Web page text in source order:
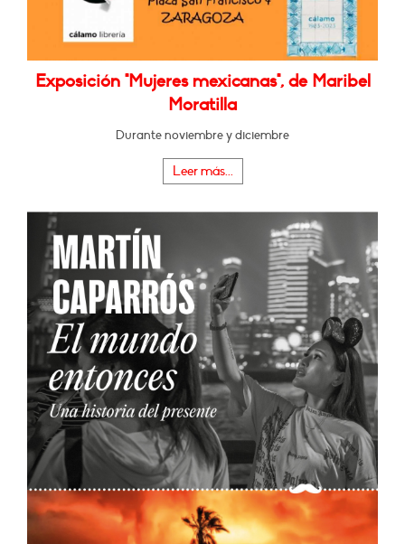
Exposición "Mujeres mexicanas", de Maribel
Moratilla
Durante noviembre y diciembre
Leer más...